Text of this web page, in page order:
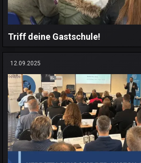
Triff deine Gastschule!
12.09.2025